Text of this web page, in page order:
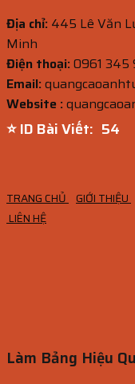
Địa chỉ: 445 Lê Văn
Minh
Điện thoại:0961 345
Email:
Website :
⭐ ID Bài Viết: 53
TRANG CHỦ GIỚI THIỆU
LIÊN HỆ
Làm Bảng Hiệu